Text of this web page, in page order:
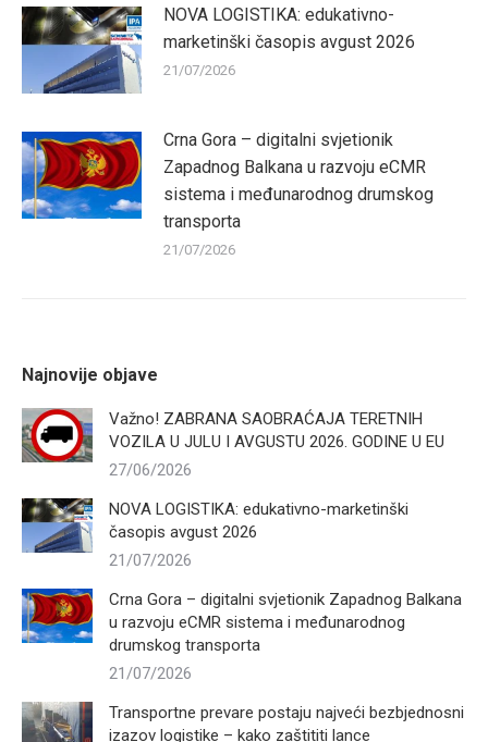
NOVA LOGISTIKA: edukativno-
marketinški časopis avgust 2026
21/07/2026
Crna Gora – digitalni svjetionik
Zapadnog Balkana u razvoju eCMR
sistema i međunarodnog drumskog
transporta
21/07/2026
Najnovije objave
Važno! ZABRANA SAOBRAĆAJA TERETNIH
VOZILA U JULU I AVGUSTU 2026. GODINE U EU
27/06/2026
NOVA LOGISTIKA: edukativno-marketinški
časopis avgust 2026
21/07/2026
Crna Gora – digitalni svjetionik Zapadnog Balkana
u razvoju eCMR sistema i međunarodnog
drumskog transporta
21/07/2026
Transportne prevare postaju najveći bezbjednosni
izazov logistike – kako zaštititi lance